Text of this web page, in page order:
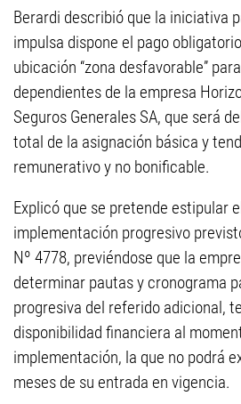
Berardi describió que la iniciativa
impulsa dispone el pago
ubicación “zona desfavorable”
dependientes de la empresa
Seguros Generales SA, que será
total de la asignación básica y
remunerativo y no bonificable.
Explicó que se pretende estipular
implementación progresivo
Nº 4778, previéndose que la
determinar pautas y cronograma
progresiva del referido adicional,
disponibilidad financiera al
implementación, la que no podrá
meses de su entrada en vigencia.